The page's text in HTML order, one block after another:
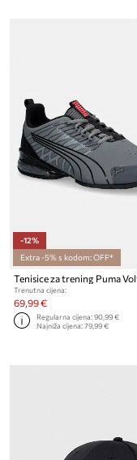
-12%
Extra -5% s kodom: OFF*
Trenutna cijena:
69,99 €
Regularna cijena:90,99 €
Najniža cijena:79,99 €